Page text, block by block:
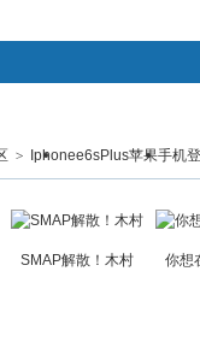
群组 日本百科
帖子
> Iphonee6sPlus苹果手机
SMAP解散！木村 你想